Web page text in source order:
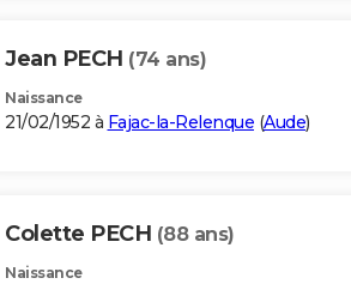
Jean PECH (74 ans)
Naissance
21/02/1952 à Fajac-la-Relenque (Aude)
Colette PECH (88 ans)
Naissance